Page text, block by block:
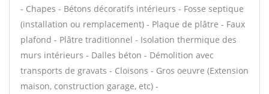
- Chapes - Bétons décoratifs intérieurs - Fosse septique
(installation ou remplacement) - Plaque de plâtre - Faux
plafond - Plâtre traditionnel - Isolation thermique des
murs intérieurs - Dalles béton - Démolition avec
transports de gravats - Cloisons - Gros oeuvre (Extension
maison, construction garage, etc) -